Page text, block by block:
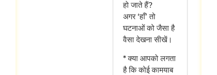
हो जाते हैं?
अगर ‘हाँ’ तो
घटनाओं को जैसा है
वैसा देखना सीखें।
* क्या आपको लगता
है कि कोई कामयाब